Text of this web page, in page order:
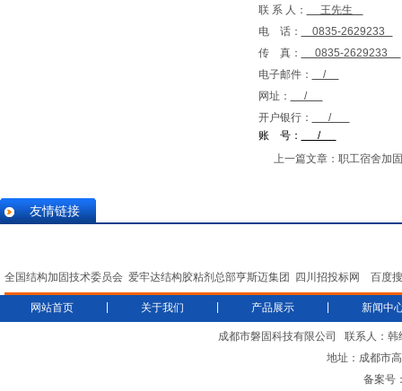
联 系 人：
王先生
电 话：
0835-2629233
传 真：
0835-2629233
电子邮件：
/
网址：
/
开户银行：
/
账 号：
/
上一篇文章： 职工宿舍加
友情链接
全国结构加固技术委员会 爱牢达结构胶粘剂总部亨斯迈集团 四川招投标网 百度
网站首页 关于我们 产品展示 新闻中
成都市磐固科技有限公司 联系人：
地址：成都市
备案号